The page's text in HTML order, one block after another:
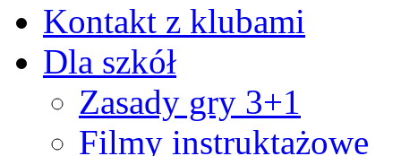
Kontakt z klubami
Dla szkół
Zasady gry 3+1
Filmy instruktażowe